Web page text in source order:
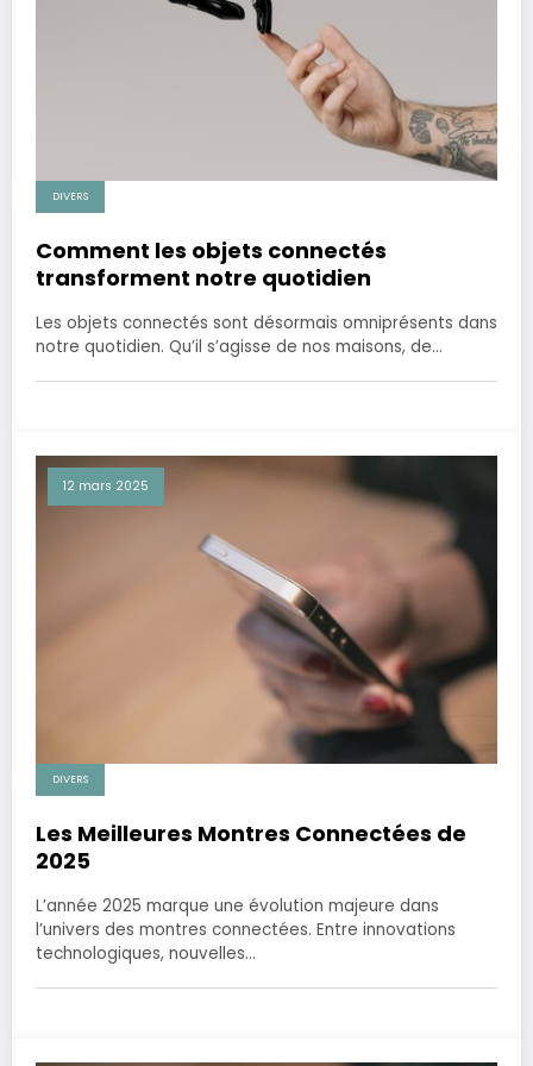
DIVERS
Comment les objets connectés
transforment notre quotidien
Les objets connectés sont désormais omniprésents dans
notre quotidien. Qu’il s’agisse de nos maisons, de…
12 mars 2025
DIVERS
Les Meilleures Montres Connectées de
2025
L’année 2025 marque une évolution majeure dans
l’univers des montres connectées. Entre innovations
technologiques, nouvelles…